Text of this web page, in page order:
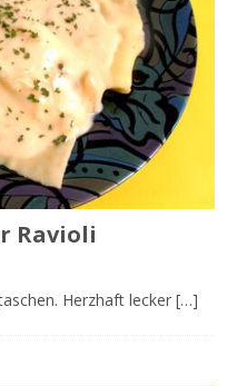
Ravioli
Herzhaft lecker […]